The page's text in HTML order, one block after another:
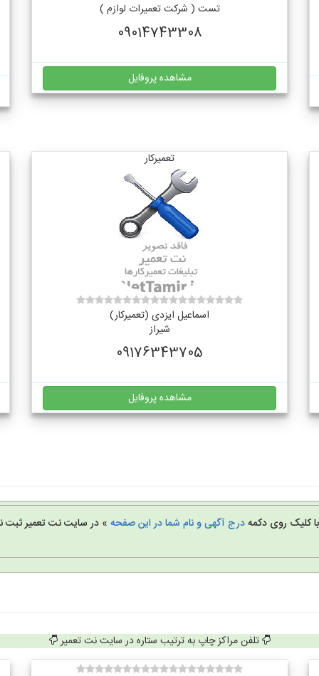
تست ( شرکت تعمیرات لوازم )
09014743308
مشاهده پروفایل
تعمیرکار
اسماعیل ایزدی (تعمیرکار)
شیراز
09176343705
مشاهده پروفایل
کلیک روی دکمهدرج آگهی و نام شما در این صفحه » در سایت نت تعمیر ثبت
تلفن مراکز چاپ به ترتیب ستاره در سایت نت تعمیر